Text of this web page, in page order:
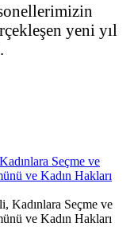
yeni yıl
Seçme ve
ve Kadın Hakları